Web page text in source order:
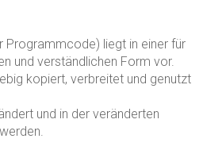
Programmcode) liegt in einer für
und verständlichen Form vor.
kopiert, verbreitet und genutzt
und in der veränderten